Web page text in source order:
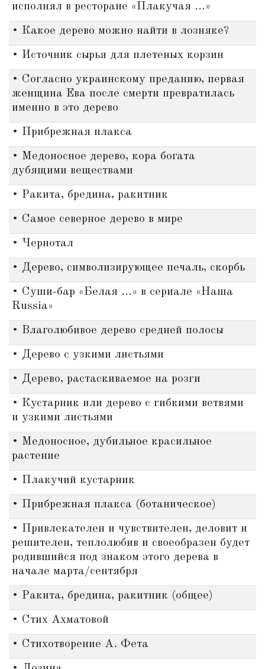
исполнял в ресторане «Плакучая ...»
• Какое дерево можно найти в лозняке?
• Источник сырья для плетеных корзин
• Согласно украинскому преданию, первая
женщина Ева после смерти превратилась
именно в это дерево
• Прибрежная плакса
• Медоносное дерево, кора богата
дубящими веществами
• Ракита, бредина, ракитник
• Самое северное дерево в мире
• Чернотал
• Дерево, символизирующее печаль, скорбь
• Суши-бар «Белая ...» в сериале «Наша
Russia»
• Влаголюбивое дерево средней полосы
• Дерево с узкими листьями
• Дерево, растаскиваемое на розги
• Кустарник или дерево с гибкими ветвями
и узкими листьями
• Медоносное, дубильное красильное
растение
• Плакучий кустарник
• Прибрежная плакса (ботаническое)
• Привлекателен и чувствителен, деловит и
решителен, теплолюбив и своеобразен будет
родившийся под знаком этого дерева в
начале марта/сентября
• Ракита, бредина, ракитник (общее)
• Стих Ахматовой
• Стихотворение А. Фета